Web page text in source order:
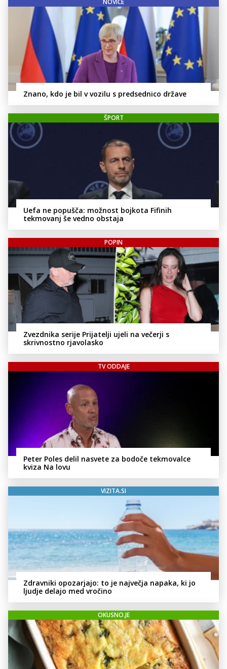
NOVICE
Znano, kdo je bil v vozilu s predsednico države
ŠPORT
Uefa ne popušča: možnost bojkota Fifinih
tekmovanj še vedno obstaja
POPIN
Zvezdnika serije Prijatelji ujeli na večerji s
skrivnostno rjavolasko
TV ODDAJE
Peter Poles delil nasvete za bodoče tekmovalce
kviza Na lovu
VIZITA.SI
Zdravniki opozarjajo: to je največja napaka, ki jo
ljudje delajo med vročino
OKUSNO.JE